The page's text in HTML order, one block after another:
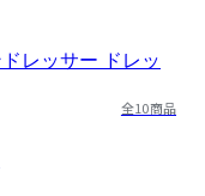
全10商品